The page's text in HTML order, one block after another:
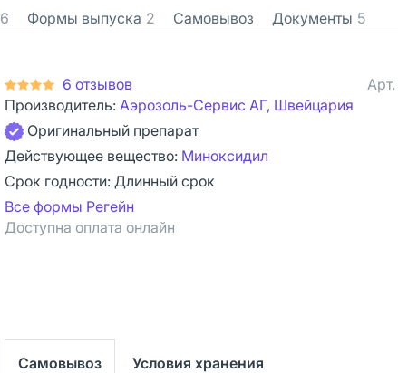
6 Формы выпуска 2 Самовывоз Документы 5
6 отзывов Арт.
Производитель: Аэрозоль-Сервис АГ, Швейцария
Оригинальный препарат
Действующее вещество: Миноксидил
Срок годности: Длинный срок
Все формы Регейн
Доступна оплата онлайн
Самовывоз Условия хранения